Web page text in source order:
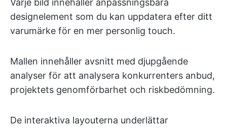
Varje bild innehåller anpassningsbara
designelement som du kan uppdatera efter ditt
varumärke för en mer personlig touch.
Mallen innehåller avsnitt med djupgående
analyser för att analysera konkurrenters anbud,
projektets genomförbarhet och riskbedömning.
De interaktiva layouterna underlättar